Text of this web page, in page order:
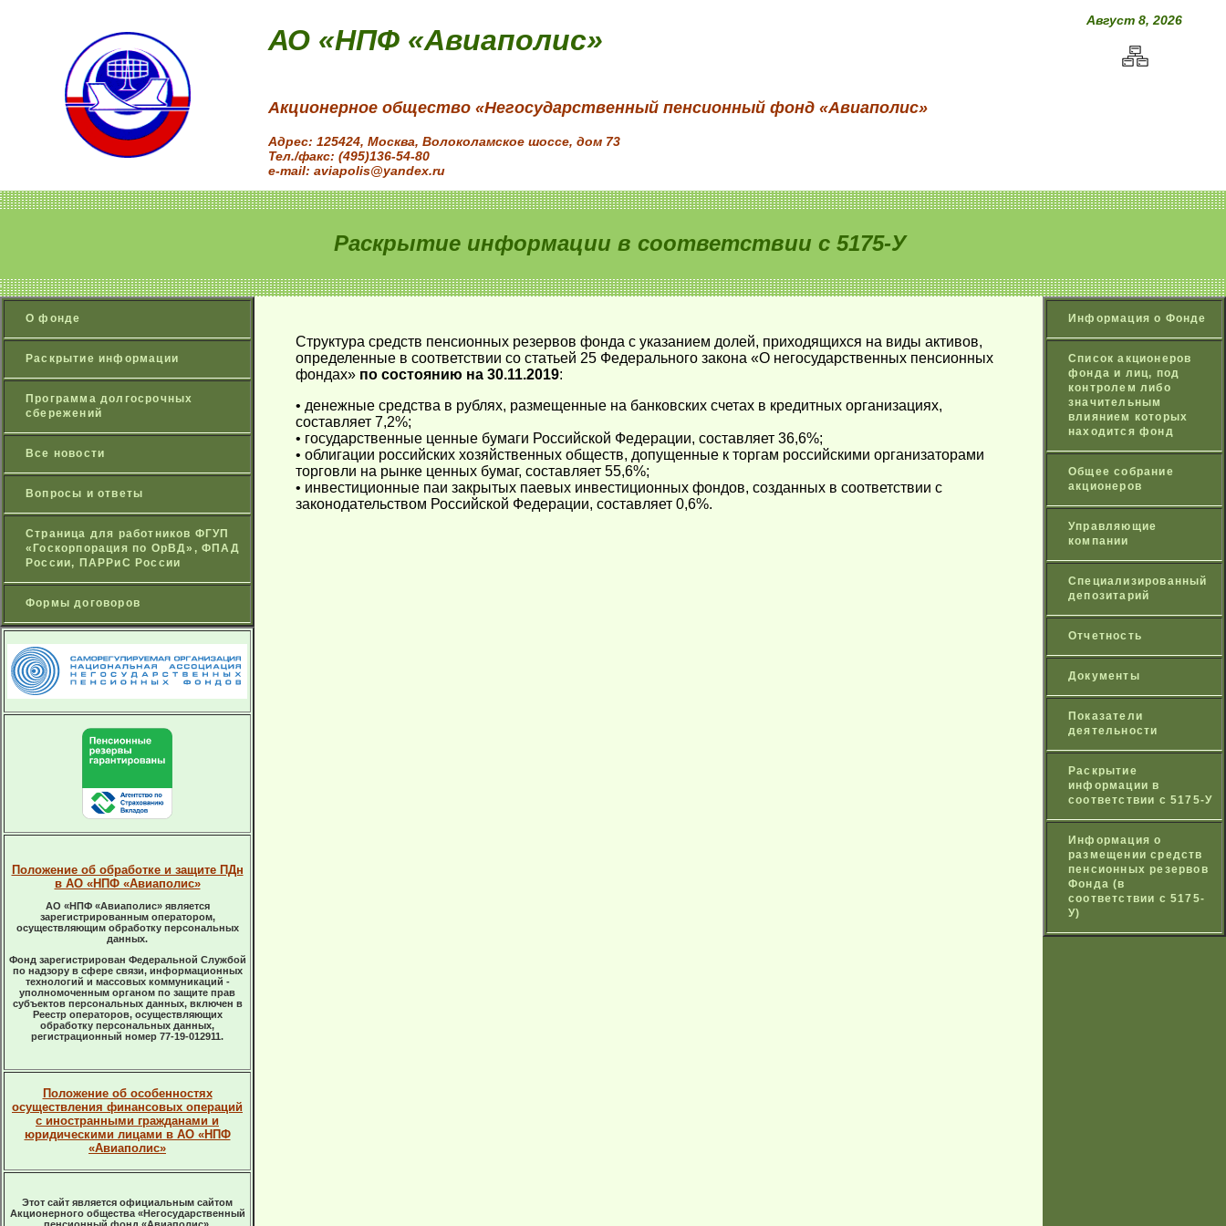
АО «НПФ «Авиаполис»
Август 8, 2026
Акционерное общество «Негосударственный пенсионный фонд «Авиаполис»
Адрес: 125424, Москва, Волоколамское шоссе, дом 73
Тел./факс: (495)136-54-80
e-mail: aviapolis@yandex.ru
Раскрытие информации в соответствии с 5175-У
О фонде
Раскрытие информации
Программа долгосрочных
сбережений
Все новости
Вопросы и ответы
Страница для работников ФГУП
«Госкорпорация по ОрВД», ФПАД
России, ПАРРиС России
Формы договоров
Положение об обработке и защите ПДн
в АО «НПФ «Авиаполис»
АО «НПФ «Авиаполис» является
зарегистрированным оператором,
осуществляющим обработку персональных
данных.
Фонд зарегистрирован Федеральной Службой
по надзору в сфере связи, информационных
технологий и массовых коммуникаций -
уполномоченным органом по защите прав
субъектов персональных данных, включен в
Реестр операторов, осуществляющих
обработку персональных данных,
регистрационный номер 77-19-012911.
Положение об особенностях
осуществления финансовых операций
с иностранными гражданами и
юридическими лицами в АО «НПФ
«Авиаполис»
Этот сайт является официальным сайтом
Акционерного общества «Негосударственный
Структура средств пенсионных резервов фонда с указанием долей, приходящихся на виды активов,
определенные в соответствии со статьей 25 Федерального закона «О негосударственных пенсионных
фондах» по состоянию на 30.11.2019:
• денежные средства в рублях, размещенные на банковских счетах в кредитных организациях,
составляет 7,2%;
• государственные ценные бумаги Российской Федерации, составляет 36,6%;
• облигации российских хозяйственных обществ, допущенные к торгам российскими организаторами
торговли на рынке ценных бумаг, составляет 55,6%;
• инвестиционные паи закрытых паевых инвестиционных фондов, созданных в соответствии с
законодательством Российской Федерации, составляет 0,6%.
Информация о Фонде
Список акционеров
фонда и лиц, под
контролем либо
значительным
влиянием которых
находится фонд
Общее собрание
акционеров
Управляющие
компании
Специализированный
депозитарий
Отчетность
Документы
Показатели
деятельности
Раскрытие
информации в
соответствии с 5175-У
Информация о
размещении средств
пенсионных резервов
Фонда (в
соответствии с 5175-
У)